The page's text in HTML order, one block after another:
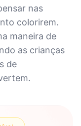
nas
colorirem.
maneira de
as crianças
de